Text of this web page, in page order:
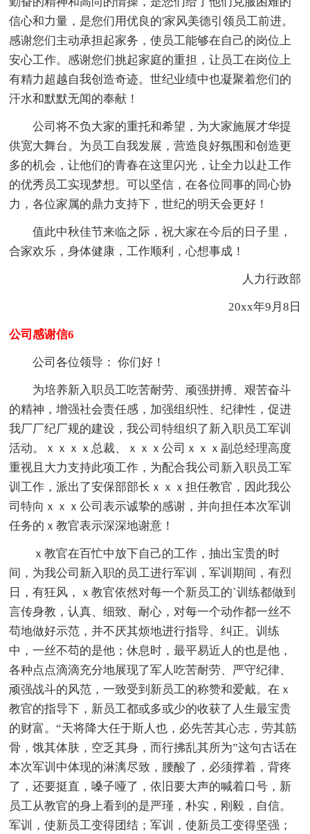
信心和力量，是您们用优良的'家风美德引领员工前进。
感谢您们主动承担起家务，使员工能够在自己的岗位上
安心工作。感谢您们挑起家庭的重担，让员工在岗位上
有精力超越自我创造奇迹。世纪业绩中也凝聚着您们的
汗水和默默无闻的奉献！
公司将不负大家的重托和希望，为大家施展才华提
供宽大舞台。为员工自我发展，营造良好氛围和创造更
多的机会，让他们的青春在这里闪光，让全力以赴工作
的优秀员工实现梦想。可以坚信，在各位同事的同心协
力，各位家属的鼎力支持下，世纪的明天会更好！
值此中秋佳节来临之际，祝大家在今后的日子里，
合家欢乐，身体健康，工作顺利，心想事成！
人力行政部
20xx年9月8日
公司感谢信6
公司各位领导： 你们好！
为培养新入职员工吃苦耐劳、顽强拼搏、艰苦奋斗
的精神，增强社会责任感，加强组织性、纪律性，促进
我厂厂纪厂规的建设，我公司特组织了新入职员工军训
活动。ｘｘｘｘ总裁、ｘｘｘ公司ｘｘｘ副总经理高度
重视且大力支持此项工作，为配合我公司新入职员工军
训工作，派出了安保部部长ｘｘｘ担任教官，因此我公
司特向ｘｘｘ公司表示诚挚的感谢，并向担任本次军训
任务的ｘ教官表示深深地谢意！
ｘ教官在百忙中放下自己的工作，抽出宝贵的时
间，为我公司新入职的员工进行军训，军训期间，有烈
日，有狂风，ｘ教官依然对每一个新员工的`训练都做到
言传身教，认真、细致、耐心，对每一个动作都一丝不
苟地做好示范，并不厌其烦地进行指导、纠正。训练
中，一丝不苟的是他；休息时，最平易近人的也是他，
各种点点滴滴充分地展现了军人吃苦耐劳、严守纪律、
顽强战斗的风范，一致受到新员工的称赞和爱戴。在ｘ
教官的指导下，新员工都或多或少的收获了人生最宝贵
的财富。“天将降大任于斯人也，必先苦其心志，劳其筋
骨，饿其体肤，空乏其身，而行拂乱其所为”这句古话在
本次军训中体现的淋漓尽致，腰酸了，必须撑着，背疼
了，还要挺直，嗓子哑了，依旧要大声的喊着口号，新
员工从教官的身上看到的是严瑾，朴实，刚毅，自信。
军训，使新员工变得团结；军训，使新员工变得坚强；